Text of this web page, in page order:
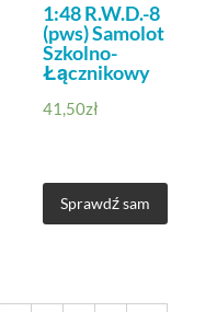
1:48 R.W.D.-8
(pws) Samolot
Szkolno-
Łącznikowy
41,50zł
Sprawdź sam